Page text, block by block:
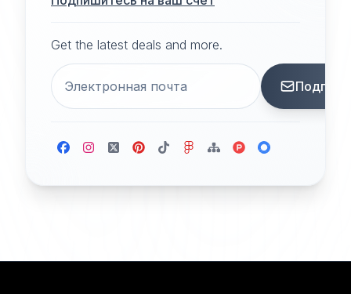
Get the latest deals and more.